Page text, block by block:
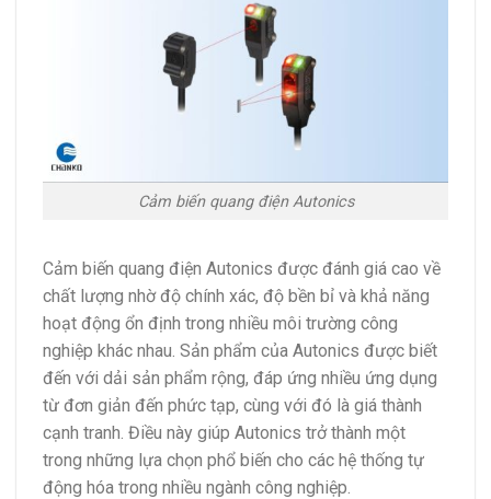
Cảm biến quang điện Autonics
Cảm biến quang điện Autonics được đánh giá cao về
chất lượng nhờ độ chính xác, độ bền bỉ và khả năng
hoạt động ổn định trong nhiều môi trường công
nghiệp khác nhau. Sản phẩm của Autonics được biết
đến với dải sản phẩm rộng, đáp ứng nhiều ứng dụng
từ đơn giản đến phức tạp, cùng với đó là giá thành
cạnh tranh. Điều này giúp Autonics trở thành một
trong những lựa chọn phổ biến cho các hệ thống tự
động hóa trong nhiều ngành công nghiệp.